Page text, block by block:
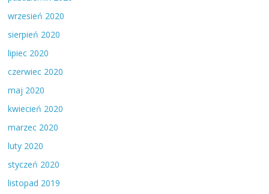
wrzesień 2020
sierpień 2020
lipiec 2020
czerwiec 2020
maj 2020
kwiecień 2020
marzec 2020
luty 2020
styczeń 2020
listopad 2019